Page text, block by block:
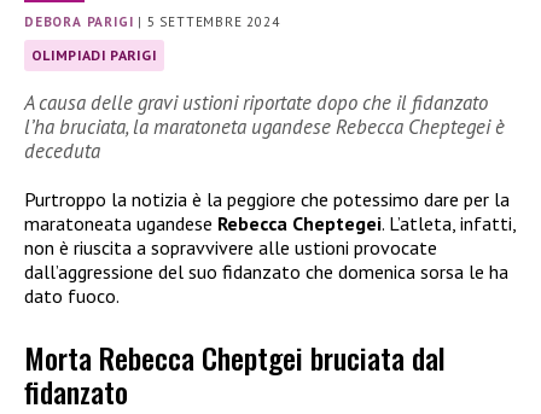
DEBORA PARIGI | 5 SETTEMBRE 2024
OLIMPIADI PARIGI
A causa delle gravi ustioni riportate dopo che il fidanzato
l’ha bruciata, la maratoneta ugandese Rebecca Cheptegei è
deceduta
Purtroppo la notizia è la peggiore che potessimo dare per la
maratoneata ugandese Rebecca Cheptegei. L’atleta, infatti,
non è riuscita a sopravvivere alle ustioni provocate
dall’aggressione del suo fidanzato che domenica sorsa le ha
dato fuoco.
Morta Rebecca Cheptgei bruciata dal
fidanzato